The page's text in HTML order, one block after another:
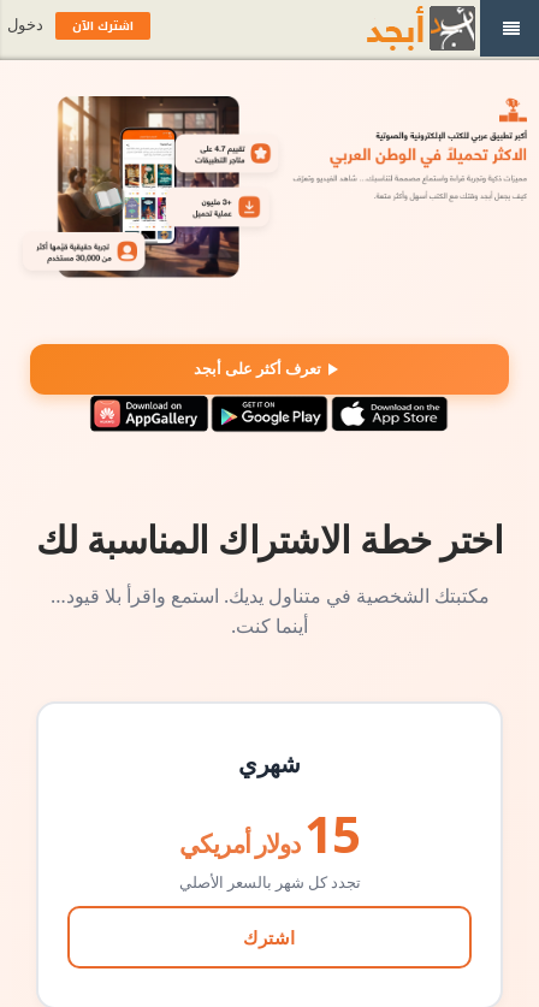
تعرف أكثر على أبجد
اختر خطة الاشتراك المناسبة لك
مكتبتك الشخصية في متناول يديك. استمع واقرأ بلا قيود…
أينما كنت.
شهري
15 دولار أمريكي
تجدد كل شهر بالسعر الأصلي
اشترك
اشترك الآن دخول